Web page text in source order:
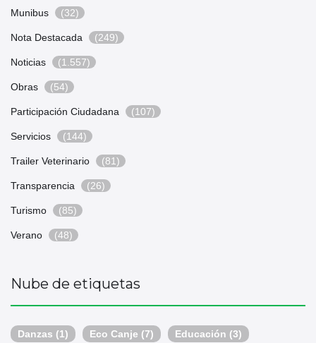
Munibus (32)
Nota Destacada (249)
Noticias (1.557)
Obras (54)
Participación Ciudadana (107)
Servicios (144)
Trailer Veterinario (81)
Transparencia (26)
Turismo (85)
Verano (48)
Nube de etiquetas
Danzas (1) Eco Canje (7) Educación (3)